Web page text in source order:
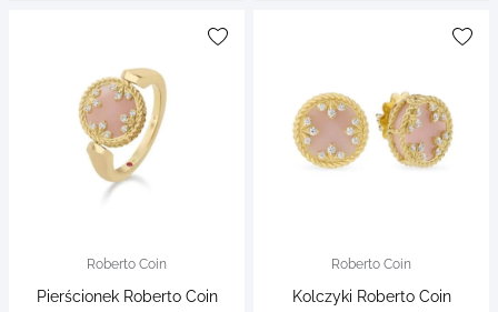
Roberto Coin
Pierścionek Roberto Coin
Roberto Coin
Kolczyki Roberto Coin